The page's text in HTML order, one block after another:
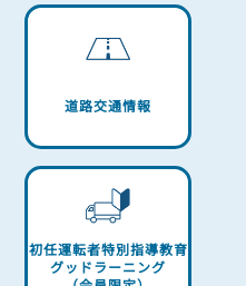
道路交通情報
初任運転者特別指導教育
グッドラーニング